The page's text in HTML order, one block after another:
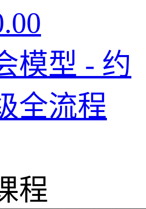
模型 - 约
全流程
程